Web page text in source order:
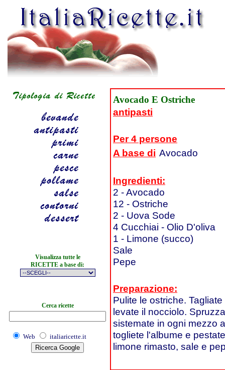
Visualizza tutte le
RICETTE a base di:
Cerca ricette
Web italiaricette.it
Avocado E Ostriche
antipasti
Per 4 persone
A base di Avocado
Ingredienti:
2 - Avocado
12 - Ostriche
2 - Uova Sode
4 Cucchiai - Olio D'oliva
1 - Limone (succo)
Sale
Pepe
Preparazione:
Pulite le ostriche.
levate il nocciolo.
sistemate in ogni mezzo
togliete l'albume e
limone rimasto, sale e